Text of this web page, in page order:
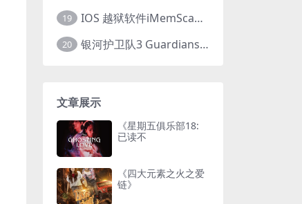
19 IOS 越狱软件iMemScan version1.2.6 游戏内存修改器
20 银河护卫队3 Guardians of the Galaxy Vol. 3 (2023)4K高清资源1080p只分享精品
文章展示
《星期五俱乐部18:
已读不
《四大元素之火之爱
链》